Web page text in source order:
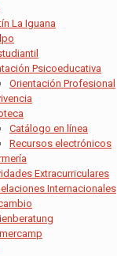
La Iguana
Psicoeducativa
Orientación Profesional
Catálogo en línea
Recursos electrónicos
Extracurriculares
Internacionales